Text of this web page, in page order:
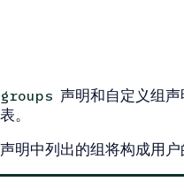
groups 声明和自定义组
。
明中列出的组将构成用